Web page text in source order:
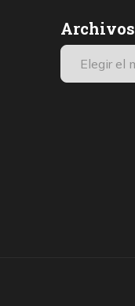
Archivos